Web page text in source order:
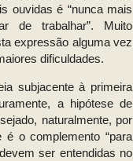
ouvidas é “nunca mais
de trabalhar”. Muito
expressão alguma vez
dificuldades.
subjacente à primeira
a hipótese de
naturalmente, por
o complemento “para
ser entendidas no